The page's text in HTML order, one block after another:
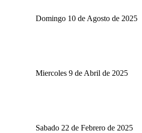
Domingo 10 de Agosto de 2025
Miercoles 9 de Abril de 2025
Sabado 22 de Febrero de 2025